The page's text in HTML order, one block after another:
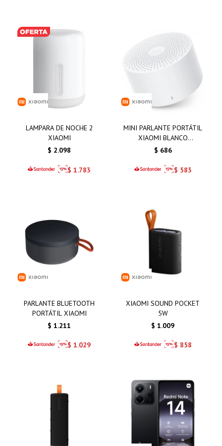
LAMPARA DE NOCHE 2
XIAOMI
$ 2.098
$ 1.783
MINI PARLANTE PORTÁTIL
XIAOMI BLANCO
SPEAKER2 COMPACTO
$ 686
$ 583
PARLANTE BLUETOOTH
PORTÁTIL XIAOMI
$ 1.211
$ 1.029
XIAOMI SOUND POCKET
5W
$ 1.009
$ 858